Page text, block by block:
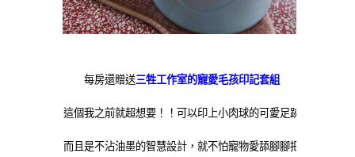
每房還贈送三牲工作室的寵愛毛孩印記套組
這個我之前就超想要！！可以印上小肉球的可愛足跡
而且是不沾油墨的智慧設計，就不怕寵物愛舔腳腳把